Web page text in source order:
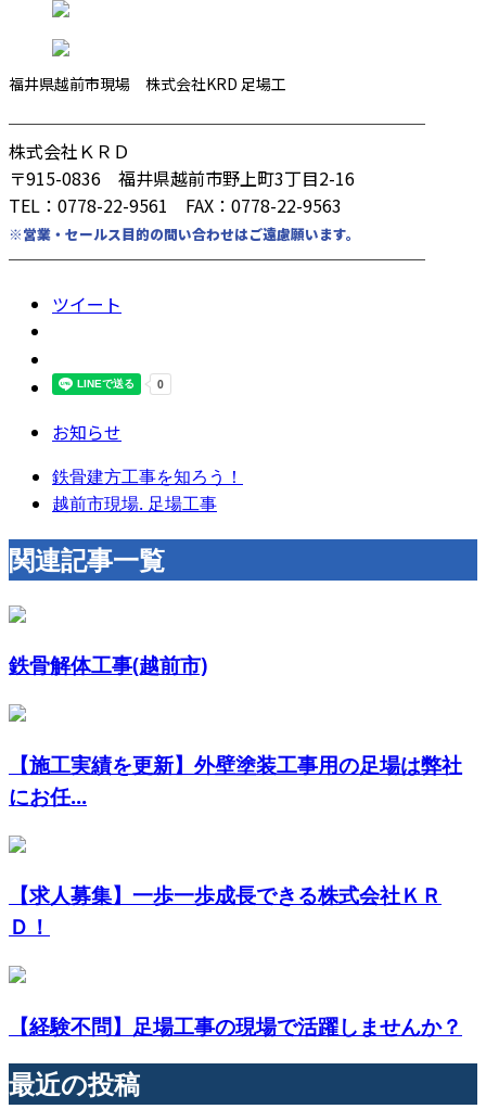
福井県越前市現場 株式会社KRD 足場工
────────────────────────
株式会社ＫＲＤ
〒915-0836 福井県越前市野上町3丁目2-16
TEL：0778-22-9561 FAX：0778-22-9563
※営業・セールス目的の問い合わせはご遠慮願います。
────────────────────────
ツイート
お知らせ
鉄骨建方工事を知ろう！
越前市現場. 足場工事
関連記事一覧
鉄骨解体工事(越前市)
【施工実績を更新】外壁塗装工事用の足場は弊社
にお任...
【求人募集】一歩一歩成長できる株式会社ＫＲ
Ｄ！
【経験不問】足場工事の現場で活躍しませんか？
最近の投稿